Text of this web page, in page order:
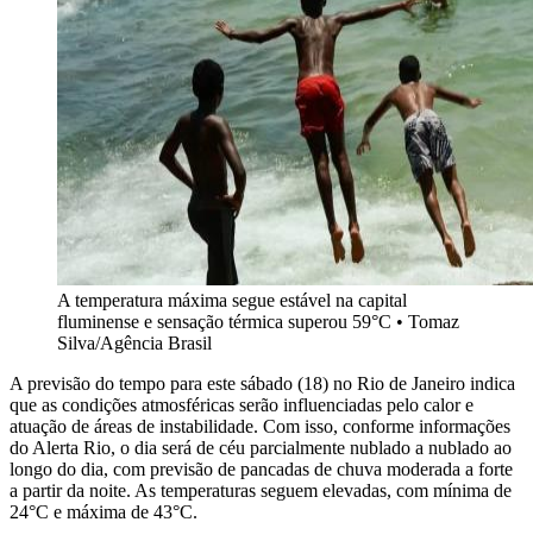
A temperatura máxima segue estável na capital
fluminense e sensação térmica superou 59°C • Tomaz
Silva/Agência Brasil
A previsão do tempo para este sábado (18) no Rio de Janeiro indica
que as condições atmosféricas serão influenciadas pelo calor e
atuação de áreas de instabilidade. Com isso, conforme informações
do Alerta Rio, o dia será de céu parcialmente nublado a nublado ao
longo do dia, com previsão de pancadas de chuva moderada a forte
a partir da noite. As temperaturas seguem elevadas, com mínima de
24°C e máxima de 43°C.